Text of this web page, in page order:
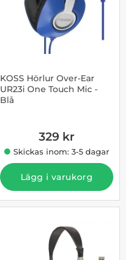
KOSS Hörlur Over-Ear
UR23i One Touch Mic -
Blå
329 kr
Skickas inom: 3-5 dagar
Lägg i varukorg